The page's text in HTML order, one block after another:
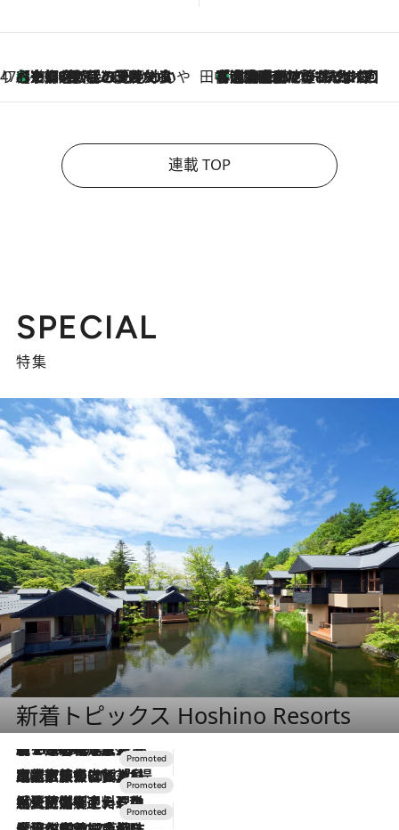
47都道府県の手みやげ ひんやりスイーツで夏を満喫
2026.8.7
【京都府】この夏絶対食べたい 冷やしておいしいおやつ3選 ひと口目から心を掴む新緑のテリーヌ 田中稲の勝手に再ブーム
2026.8.7
「湘南乃風に憧れて」観客大盛上がりの“タオル回し”に、ラッパー顔負けの高速歌唱まで…さだまさし（74）のアグレッシブすぎる現在地
連載 TOP
SPECIAL
特集
新着トピックス Hoshino Resorts
2026.8.7
【トンボの足水浴】ヒノキの香りに包まれて涼感マックス！約13℃の湧水かけ流しを避暑地「星野温泉 トンボの湯」で体験
2026.7.31
【ホテル帰省】という選択肢をOMOが提案。家族とほどよい距離を保つには「昼は実家、夜は気兼ねなくホテルで！」
2026.7.24
【夏限定ディナーコース】旬を迎える稚鮎や花ズッキーニなどをイタリア・トスカーナの郷土料理の手法で満喫！